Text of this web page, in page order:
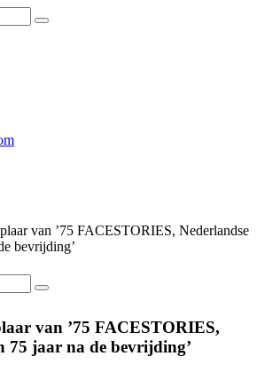
van ’75 FACESTORIES, Nederlandse
bevrijding’
van ’75 FACESTORIES,
75 jaar na de bevrijding’